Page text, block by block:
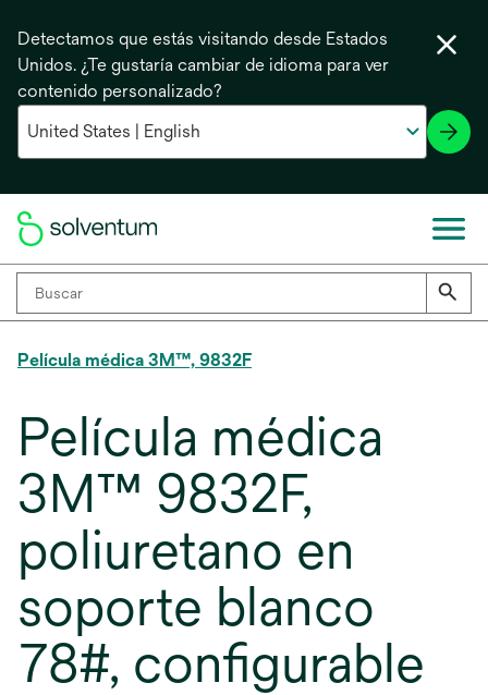
Detectamos que estás visitando desde Estados
Unidos. ¿Te gustaría cambiar de idioma para ver
contenido personalizado?
Película médica 3M™, 9832F
Película médica
3M™ 9832F,
poliuretano en
soporte blanco
78#, configurable